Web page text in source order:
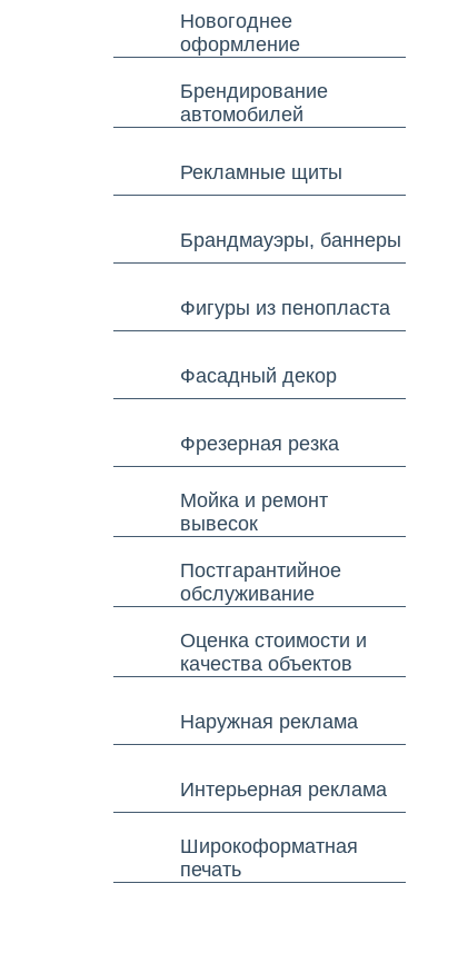
Новогоднее
оформление
Брендирование
автомобилей
Рекламные щиты
Брандмауэры, баннеры
Фигуры из пенопласта
Фасадный декор
Фрезерная резка
Мойка и ремонт
вывесок
Постгарантийное
обслуживание
Оценка стоимости и
качества объектов
Наружная реклама
Интерьерная реклама
Широкоформатная
печать